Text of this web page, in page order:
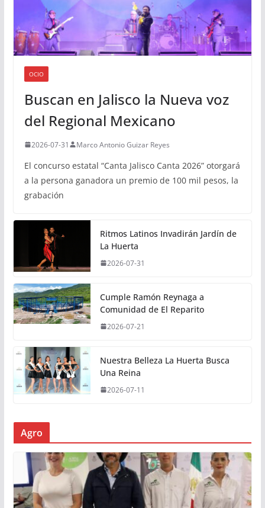
OCIO
Buscan en Jalisco la Nueva voz
del Regional Mexicano
2026-07-31 Marco Antonio Guizar Reyes
El concurso estatal “Canta Jalisco Canta 2026” otorgará
a la persona ganadora un premio de 100 mil pesos, la
grabación
Ritmos Latinos Invadirán Jardín de
La Huerta
2026-07-31
Cumple Ramón Reynaga a
Comunidad de El Reparito
2026-07-21
Nuestra Belleza La Huerta Busca
Una Reina
2026-07-11
Agro